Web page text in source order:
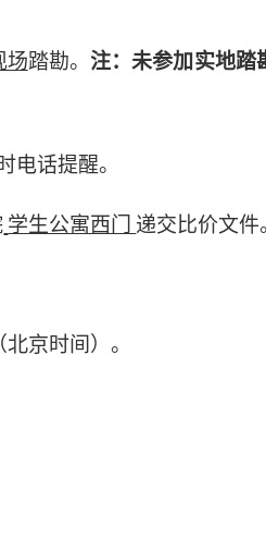
场踏勘。注：未参加实地踏
电话提醒。
学生公寓西门 递交比价文件
北京时间）。